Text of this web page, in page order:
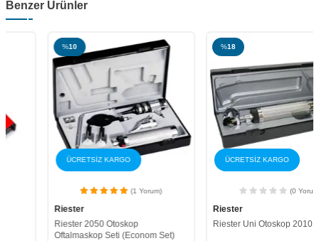
Benzer Ürünler
ÜCRETSİZ KARGO
(1 Yorum)
Riester 2050 Otoskop
Oftalmaskop Seti (Econom Set)
ÜCRETSİZ KARGO
(0 Yorum)
Riester Uni Otoskop 2010